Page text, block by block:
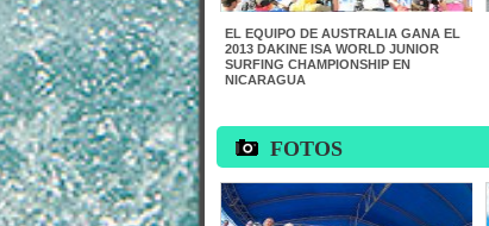
EL EQUIPO DE AUSTRALIA GANA EL
2013 DAKINE ISA WORLD JUNIOR
SURFING CHAMPIONSHIP EN
NICARAGUA
FOTOS